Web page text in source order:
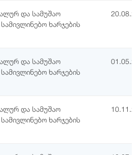
და სამუშაო
ხარჯების
და სამუშაო
ხარჯების
და სამუშაო
ხარჯების